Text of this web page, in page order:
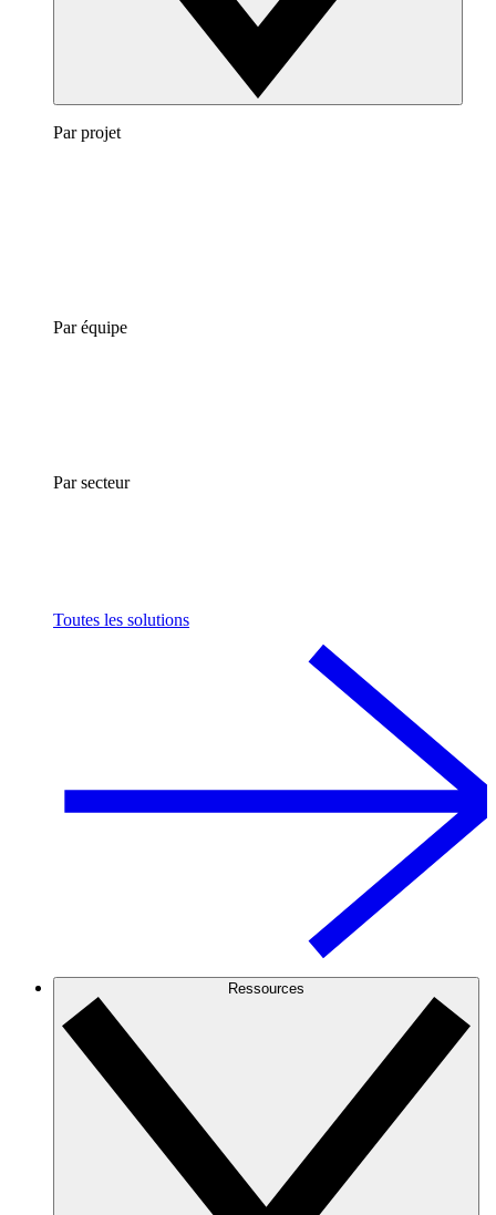
Par projet
Par équipe
Par secteur
Toutes les solutions
Ressources